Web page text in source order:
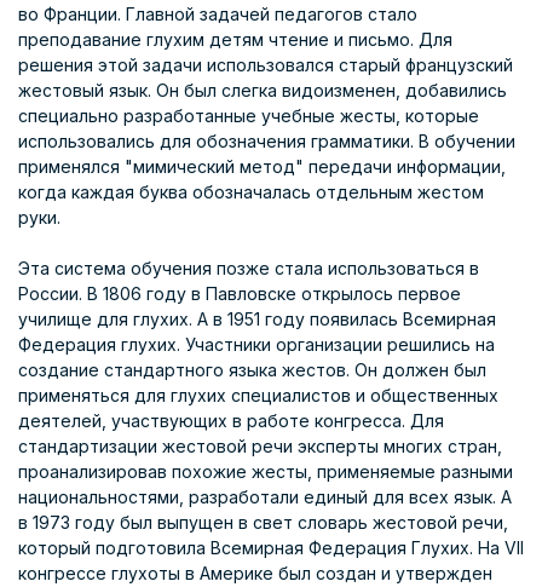
во Франции. Главной задачей педагогов стало
преподавание глухим детям чтение и письмо. Для
решения этой задачи использовался старый французский
жестовый язык. Он был слегка видоизменен, добавились
специально разработанные учебные жесты, которые
использовались для обозначения грамматики. В обучении
применялся "мимический метод" передачи информации,
когда каждая буква обозначалась отдельным жестом
руки.
Эта система обучения позже стала использоваться в
России. В 1806 году в Павловске открылось первое
училище для глухих. А в 1951 году появилась Всемирная
Федерация глухих. Участники организации решились на
создание стандартного языка жестов. Он должен был
применяться для глухих специалистов и общественных
деятелей, участвующих в работе конгресса. Для
стандартизации жестовой речи эксперты многих стран,
проанализировав похожие жесты, применяемые разными
национальностями, разработали единый для всех язык. А
в 1973 году был выпущен в свет словарь жестовой речи,
который подготовила Всемирная Федерация Глухих. На VII
конгрессе глухоты в Америке был создан и утвержден